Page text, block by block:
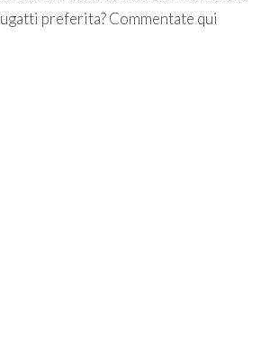
preferita? Commentate qui